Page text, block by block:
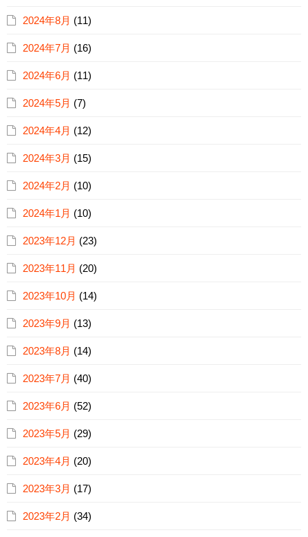
2024年8月 (11)
2024年7月 (16)
2024年6月 (11)
2024年5月 (7)
2024年4月 (12)
2024年3月 (15)
2024年2月 (10)
2024年1月 (10)
2023年12月 (23)
2023年11月 (20)
2023年10月 (14)
2023年9月 (13)
2023年8月 (14)
2023年7月 (40)
2023年6月 (52)
2023年5月 (29)
2023年4月 (20)
2023年3月 (17)
2023年2月 (34)